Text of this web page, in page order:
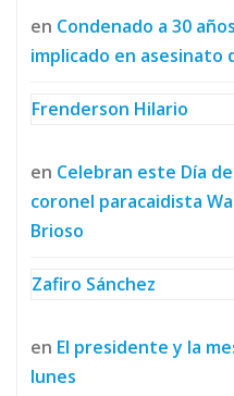
en Condenado a 30
implicado en asesinato
Frenderson Hilario
en Celebran este Día
coronel paracaidista
Brioso
Zafiro Sánchez
en El presidente y la
lunes